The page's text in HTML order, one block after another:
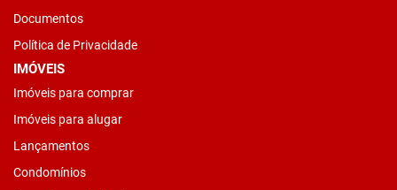
Documentos
Política de Privacidade
IMÓVEIS
Imóveis para comprar
Imóveis para alugar
Lançamentos
Condomínios